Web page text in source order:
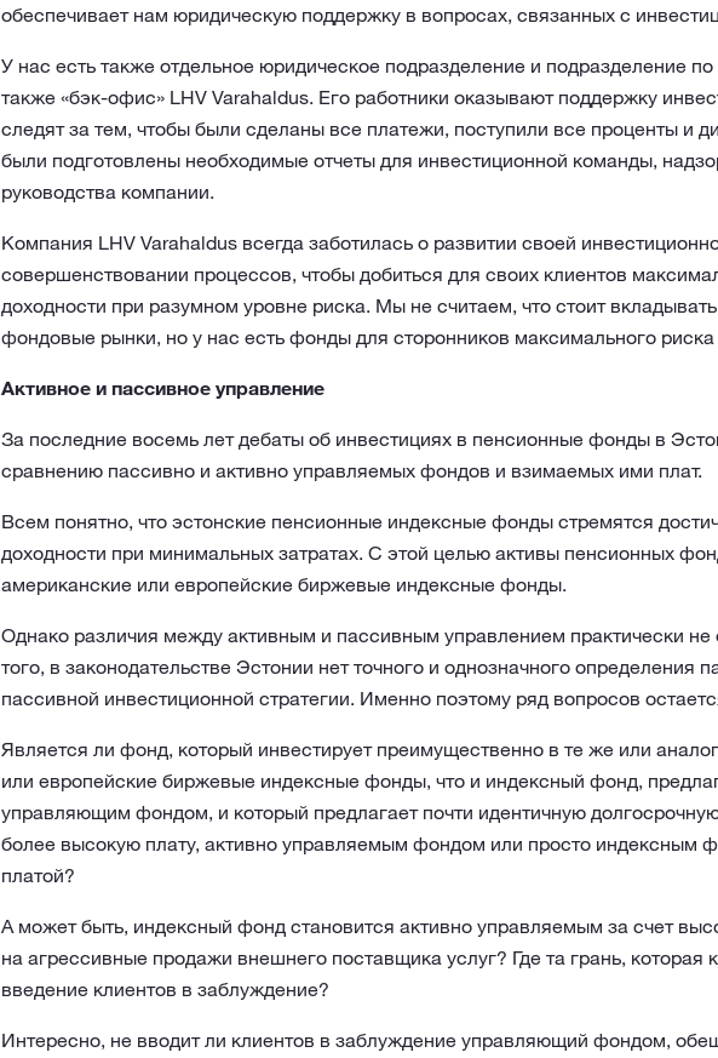
обеспечивает нам юридическую поддержку в вопросах, связанных с
У нас есть также отдельное юридическое подразделение и подразделение
также «бэк-офис» LHV Varahaldus. Его работники оказывают поддержку
следят за тем, чтобы были сделаны все платежи, поступили все проценты и
были подготовлены необходимые отчеты для инвестиционной команды,
руководства компании.
Компания LHV Varahaldus всегда заботилась о развитии своей
совершенствовании процессов, чтобы добиться для своих клиентов
доходности при разумном уровне риска. Мы не считаем, что стоит
фондовые рынки, но у нас есть фонды для сторонников максимального
Активное и пассивное управление
За последние восемь лет дебаты об инвестициях в пенсионные фонды в
сравнению пассивно и активно управляемых фондов и взимаемых ими плат.
Всем понятно, что эстонские пенсионные индексные фонды стремятся
доходности при минимальных затратах. С этой целью активы пенсионных
американские или европейские биржевые индексные фонды.
Однако различия между активным и пассивным управлением практически
того, в законодательстве Эстонии нет точного и однозначного определения
пассивной инвестиционной стратегии. Именно поэтому ряд вопросов
Является ли фонд, который инвестирует преимущественно в те же или
или европейские биржевые индексные фонды, что и индексный фонд,
управляющим фондом, и который предлагает почти идентичную
более высокую плату, активно управляемым фондом или просто индексным
платой?
А может быть, индексный фонд становится активно управляемым за счет
на агрессивные продажи внешнего поставщика услуг? Где та грань, которая
введение клиентов в заблуждение?
Интересно, не вводит ли клиентов в заблуждение управляющий фондом,